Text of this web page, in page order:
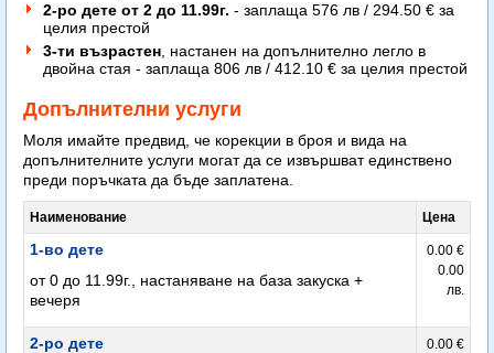
2-ро дете от 2 до 11.99г. - заплаща 576 лв / 294.50 € за
целия престой
3-ти възрастен , настанен на допълнително легло в
двойна стая - заплаща 806 лв / 412.10 € за целия престой
Допълнителни услуги
Моля имайте предвид, че корекции в броя и вида на
допълнителните услуги могат да се извършват единствено
преди поръчката да бъде заплатена.
Наименование Цена
1-во дете
от 0 до 11.99г., настаняване на база закуска +
вечеря
0.00 €
0.00
лв.
2-ро дете
0.00 €